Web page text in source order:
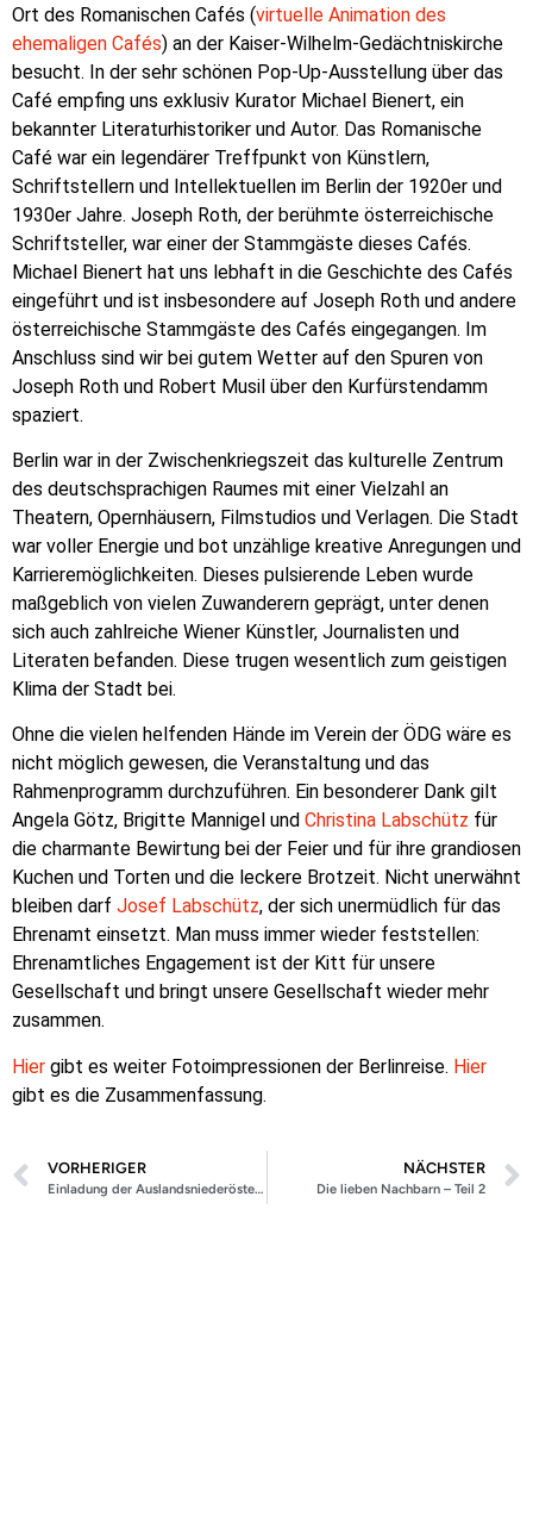
Ort des Romanischen Cafés (virtuelle Animation des
ehemaligen Cafés) an der Kaiser-Wilhelm-Gedächtniskirche
besucht. In der sehr schönen Pop-Up-Ausstellung über das
Café empfing uns exklusiv Kurator Michael Bienert, ein
bekannter Literaturhistoriker und Autor. Das Romanische
Café war ein legendärer Treffpunkt von Künstlern,
Schriftstellern und Intellektuellen im Berlin der 1920er und
1930er Jahre. Joseph Roth, der berühmte österreichische
Schriftsteller, war einer der Stammgäste dieses Cafés.
Michael Bienert hat uns lebhaft in die Geschichte des Cafés
eingeführt und ist insbesondere auf Joseph Roth und andere
österreichische Stammgäste des Cafés eingegangen. Im
Anschluss sind wir bei gutem Wetter auf den Spuren von
Joseph Roth und Robert Musil über den Kurfürstendamm
spaziert.
Berlin war in der Zwischenkriegszeit das kulturelle Zentrum
des deutschsprachigen Raumes mit einer Vielzahl an
Theatern, Opernhäusern, Filmstudios und Verlagen. Die Stadt
war voller Energie und bot unzählige kreative Anregungen und
Karrieremöglichkeiten. Dieses pulsierende Leben wurde
maßgeblich von vielen Zuwanderern geprägt, unter denen
sich auch zahlreiche Wiener Künstler, Journalisten und
Literaten befanden. Diese trugen wesentlich zum geistigen
Klima der Stadt bei.
Ohne die vielen helfenden Hände im Verein der ÖDG wäre es
nicht möglich gewesen, die Veranstaltung und das
Rahmenprogramm durchzuführen. Ein besonderer Dank gilt
Angela Götz, Brigitte Mannigel und Christina Labschütz für
die charmante Bewirtung bei der Feier und für ihre grandiosen
Kuchen und Torten und die leckere Brotzeit. Nicht unerwähnt
bleiben darf Josef Labschütz, der sich unermüdlich für das
Ehrenamt einsetzt. Man muss immer wieder feststellen:
Ehrenamtliches Engagement ist der Kitt für unsere
Gesellschaft und bringt unsere Gesellschaft wieder mehr
zusammen.
Hier gibt es weiter Fotoimpressionen der Berlinreise. Hier
gibt es die Zusammenfassung.
VORHERIGER
Einladung der Auslandsniederösterreicher
NÄCHSTER
Die lieben Nachbarn – Teil 2